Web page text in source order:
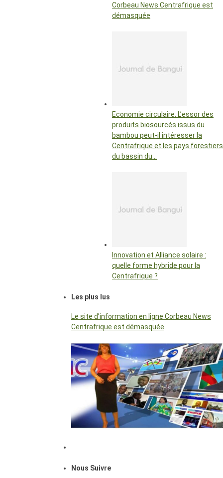
Corbeau News Centrafrique est
démasquée
Economie circulaire. L’essor des
produits biosourcés issus du
bambou peut-il intéresser la
Centrafrique et les pays forestiers
du bassin du…
Innovation et Alliance solaire :
quelle forme hybride pour la
Centrafrique ?
Les plus lus
Le site d’information en ligne Corbeau News
Centrafrique est démasquée
Nous Suivre